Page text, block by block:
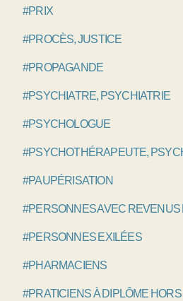
#PRIX
#PROCÈS, JUSTICE
#PROPAGANDE
#PSYCHIATRE, PSYCHIATRIE
#PSYCHOLOGUE
#PSYCHOTHÉRAPEUTE,
#PAUPÉRISATION
#PERSONNES AVEC REVENUS
#PERSONNES EXILÉES
#PHARMACIENS
#PRATICIENS À DIPLÔME